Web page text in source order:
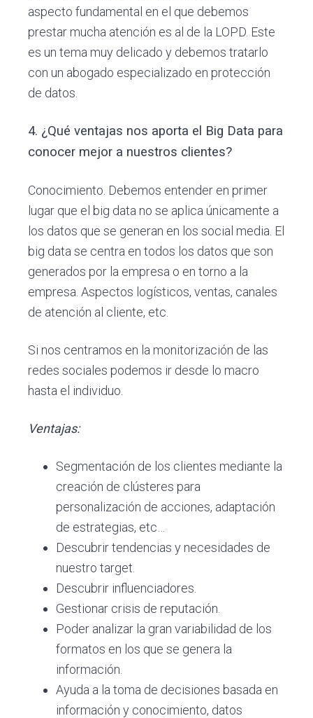
aspecto fundamental en el que debemos
prestar mucha atención es al de la LOPD. Este
es un tema muy delicado y debemos tratarlo
con un abogado especializado en protección
de datos.
4. ¿Qué ventajas nos aporta el Big Data para
conocer mejor a nuestros clientes?
Conocimiento. Debemos entender en primer
lugar que el big data no se aplica únicamente a
los datos que se generan en los social media. El
big data se centra en todos los datos que son
generados por la empresa o en torno a la
empresa. Aspectos logísticos, ventas, canales
de atención al cliente, etc.
Si nos centramos en la monitorización de las
redes sociales podemos ir desde lo macro
hasta el individuo.
Ventajas:
Segmentación de los clientes mediante la
creación de clústeres para
personalización de acciones, adaptación
de estrategias, etc…
Descubrir tendencias y necesidades de
nuestro target.
Descubrir influenciadores.
Gestionar crisis de reputación.
Poder analizar la gran variabilidad de los
formatos en los que se genera la
información.
Ayuda a la toma de decisiones basada en
información y conocimiento, datos